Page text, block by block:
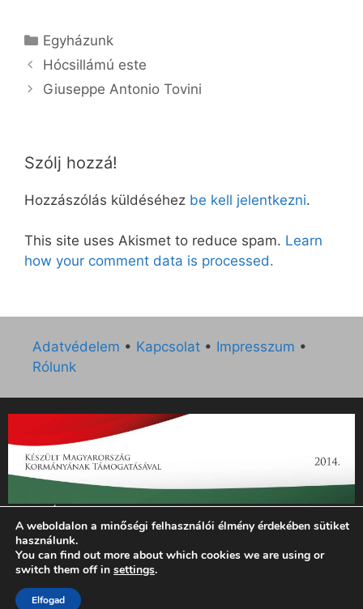
Kategória
Egyházunk
Hócsillámú este
Giuseppe Antonio Tovini
Szólj hozzá!
Hozzászólás küldéséhez be kell jelentkezni.
This site uses Akismet to reduce spam. Learn
how your comment data is processed.
Adatvédelem • Kapcsolat • Impresszum •
Rólunk
„Az Új Ember katolikus hetilap 2014. évi működésének
támogatását az EGYH-KCP-14-P-0121 sz. támogatási
szerződés keretében 3 000 000 Ft összegben támogatta az
Emberi Erőforrások Minisztériuma.”
© 2026 Magyar Kurír - Új Ember
A weboldalon a minőségi felhasználói élmény érdekében sütiket
használunk.
You can find out more about which cookies we are using or
switch them off in settings.
Elfogad